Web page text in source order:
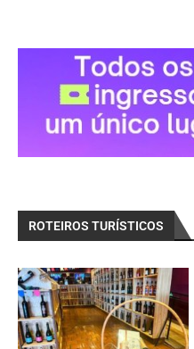
ROTEIROS TURÍSTICOS